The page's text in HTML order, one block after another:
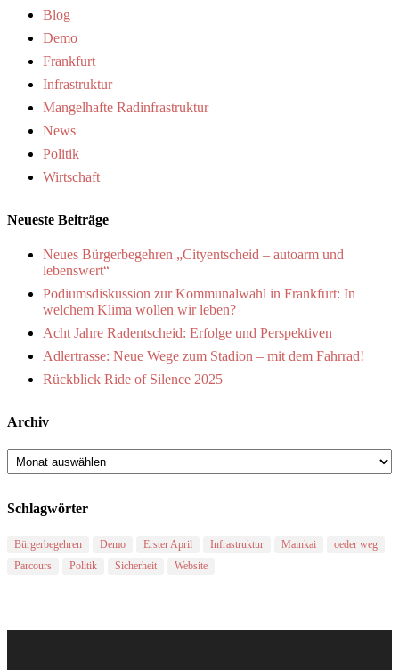
Blog
Demo
Frankfurt
Infrastruktur
Mangelhafte Radinfrastruktur
News
Politik
Wirtschaft
Neueste Beiträge
Neues Bürgerbegehren „Cityentscheid – autoarm und
lebenswert“
Podiumsdiskussion zur Kommunalwahl in Frankfurt: In
welchem Klima wollen wir leben?
Acht Jahre Radentscheid: Erfolge und Perspektiven
Adlertrasse: Neue Wege zum Stadion – mit dem Fahrrad!
Rückblick Ride of Silence 2025
Archiv
Archiv
Schlagwörter
Bürgerbegehren Demo Erster April Infrastruktur Mainkai
oeder weg
Parcours
Politik Sicherheit Website